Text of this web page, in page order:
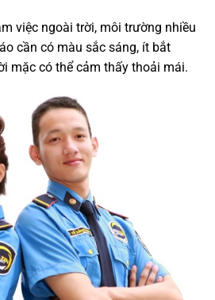
việc ngoài trời, môi trường nhiều
cần có màu sắc sáng, ít bắt
mặc có thể cảm thấy thoải mái.